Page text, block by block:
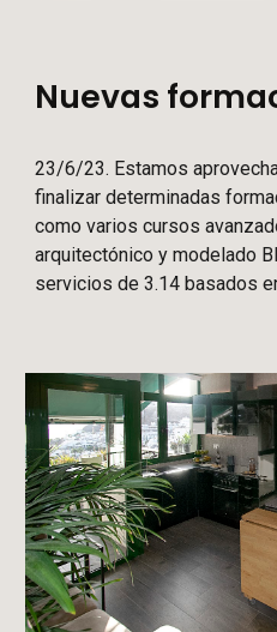
Nuevas
23/6/23. Estamos
finalizar determinadas
como varios cursos
arquitectónico y modelado
servicios de 3.14 basados